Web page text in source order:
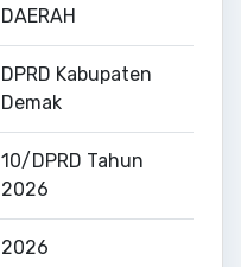
DAERAH
DPRD Kabupaten
Demak
10/DPRD Tahun
2026
2026